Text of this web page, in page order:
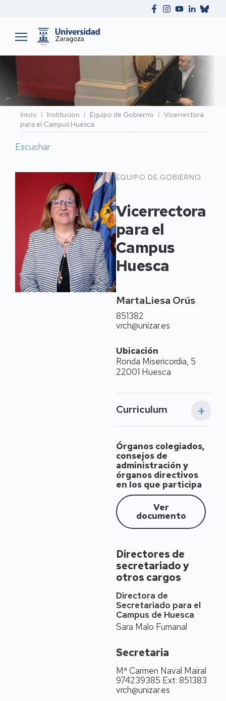
Ruta
de
navegación
Inicio Institucion Equipo de Gobierno
Vicerrectora
para el Campus Huesca
Escuchar
Vicerrectora
para el
Campus
Huesca
MartaLiesa Orús
851382
vrch@unizar.es
Ubicación
Ronda Misericordia, 5
22001 Huesca
Curriculum
Nacida en Hueca en
1973
Puestos
desempeñados
La Doctora Marta Liesa
Orús es Catedrática de
Didáctica y Organización
(2011-2026), Profesora
Contratada Doctor
(2009-2011), Profesora
Universidad (2003-
2009), Profesora
Asociada a tiempo
completo (2001-2003) y
(1999-2001). En la
a la Facultad de Ciencias
Humanas y de la
Educación y pertenece
Órganos colegiados,
consejos de
administración y
órganos directivos
en los que participa
Ver
documento
Directores de
secretariado y
otros cargos
Directora de
Secretariado para el
Campus de Huesca
Sara Malo Fumanal
Secretaria
Mª Carmen Naval Mairal
974239385 Ext: 851383
vrch@unizar.es